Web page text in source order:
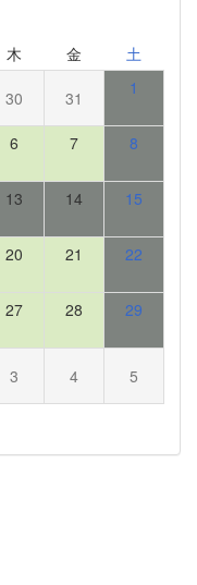
木 金 土
30 31 1
6 7 8
13 14 15
20 21 22
27 28 29
3 4 5